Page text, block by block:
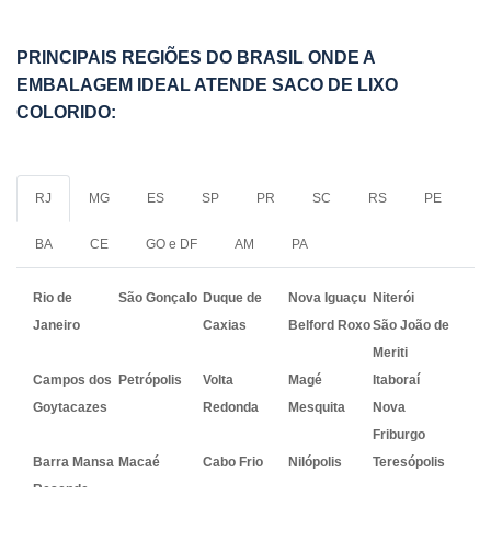
PRINCIPAIS REGIÕES DO BRASIL ONDE A
EMBALAGEM IDEAL ATENDE SACO DE LIXO
COLORIDO:
RJ MG ES SP PR SC RS PE
BA CE GO e DF AM PA
Rio de
Janeiro
São Gonçalo Duque de
Caxias
Nova Iguaçu Niterói
Belford RoxoSão João de
Meriti
Campos dos
Goytacazes
Petrópolis
Volta
Redonda
Magé
Itaboraí
Mesquita
Nova
Friburgo
Barra Mansa Macaé Cabo Frio Nilópolis
Teresópolis
Resende